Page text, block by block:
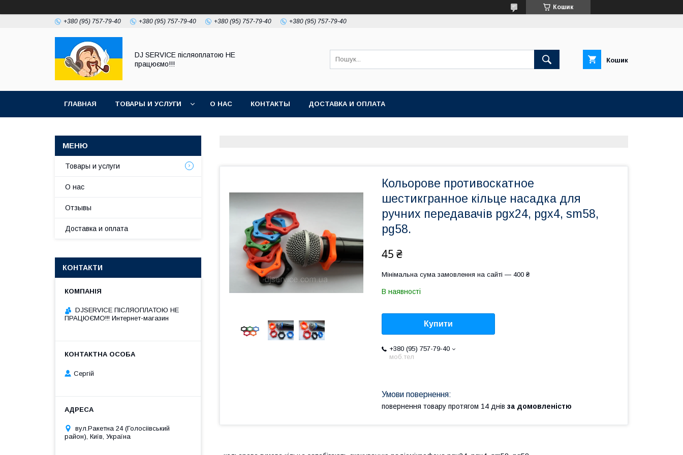
Кошик
+380 (95) 757-79-40 +380 (95) 757-79-40 +380 (95) 757-79-40 +380 (95) 757-79-40
DJ SERVICE пiсляоплатою НЕ
працюємо!!!
Кошик
ГЛАВНАЯ ТОВАРЫ И УСЛУГИ О НАС КОНТАКТЫ ДОСТАВКА И ОПЛАТА
Кольорове противоскатное
шестикгранное кільце насадка для
ручних передавачів pgx24, pgx4, sm58,
pg58.
45 ₴
Мінімальна сума замовлення на сайті — 400 ₴
В наявності
Купити
+380 (95) 757-79-40
моб.тел
повернення товару протягом 14 днів за домовленістю
Товары и услуги
О нас
Отзывы
Доставка и оплата
КОНТАКТИ
DJSERVICE ПІСЛЯОПЛАТОЮ НЕ
ПРАЦЮЄМО!!! Интернет-магазин
Сергій
вул.Ракетна 24 (Голосіівський
район), Київ, Україна